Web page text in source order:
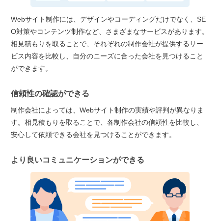
Webサイト制作には、デザインやコーディングだけでなく、SE
O対策やコンテンツ制作など、さまざまなサービスがあります。
相見積もりを取ることで、それぞれの制作会社が提供するサー
ビス内容を比較し、自分のニーズに合った会社を見つけること
ができます。
信頼性の確認ができる
制作会社によっては、Webサイト制作の実績や評判が異なりま
す。相見積もりを取ることで、各制作会社の信頼性を比較し、
安心して依頼できる会社を見つけることができます。
より良いコミュニケーションができる